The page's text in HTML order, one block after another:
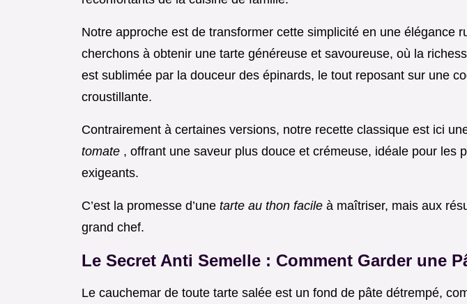
Notre approche est de transformer cette simplicité en une élégance
cherchons à obtenir une tarte généreuse et savoureuse, où la
est sublimée par la douceur des épinards, le tout reposant sur une
croustillante.
Contrairement à certaines versions, notre recette classique est ici
tomate , offrant une saveur plus douce et crémeuse, idéale pour les
exigeants.
C’est la promesse d’une tarte au thon facile à maîtriser, mais aux
grand chef.
Le Secret Anti Semelle : Comment Garder une
Le cauchemar de toute tarte salée est un fond de pâte détrempé,